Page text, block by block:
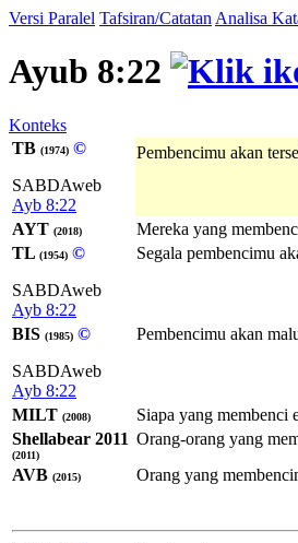
Versi Paralel Tafsiran/Catatan Analisa
Ayub 8:22
Konteks
TB (1974) ©
SABDAweb
Ayb 8:22
Pembencimu akan
AYT (2018)
Mereka yang
TL (1954) ©
SABDAweb
Ayb 8:22
Segala pembencimu
BIS (1985) ©
SABDAweb
Ayb 8:22
Pembencimu akan
MILT (2008)
Siapa yang membenci
Shellabear 2011
(2011)
Orang-orang yang
AVB (2015) Orang yang